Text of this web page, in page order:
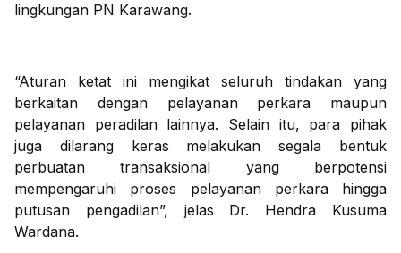
lingkungan PN Karawang.
“Aturan ketat ini mengikat seluruh tindakan yang
berkaitan dengan pelayanan perkara maupun
pelayanan peradilan lainnya. Selain itu, para pihak
juga dilarang keras melakukan segala bentuk
perbuatan transaksional yang berpotensi
mempengaruhi proses pelayanan perkara hingga
putusan pengadilan”, jelas Dr. Hendra Kusuma
Wardana.